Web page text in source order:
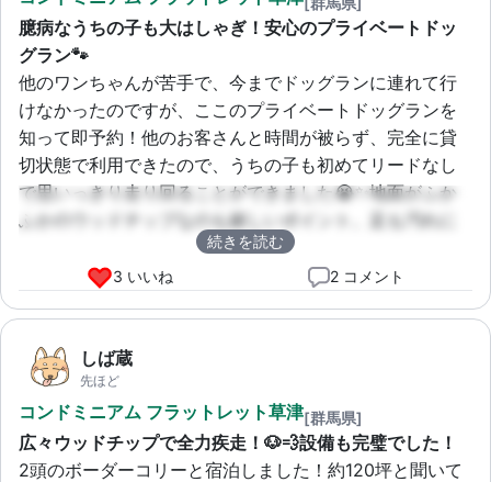
臆病なうちの子も大はしゃぎ！安心のプライベートドッ
グラン🐾
他のワンちゃんが苦手で、今までドッグランに連れて行
けなかったのですが、ここのプライベートドッグランを
知って即予約！他のお客さんと時間が被らず、完全に貸
切状態で利用できたので、うちの子も初めてリードなし
で思いっきり走り回ることができました😭✨地面がふか
ふかのウッドチップなのも嬉しいポイント。足も汚れに
くいし、なにより清潔感があって安心でした。飼い主は
ベンチに座って、愛犬が楽しそうにしている姿をのんび
続きを読む
3 いいね
2 コメント
しば蔵
先ほど
コンドミニアム フラットレット草津[群馬県]
広々ウッドチップで全力疾走！🐶💨設備も完璧でした！
2頭のボーダーコリーと宿泊しました！約120坪と聞いて